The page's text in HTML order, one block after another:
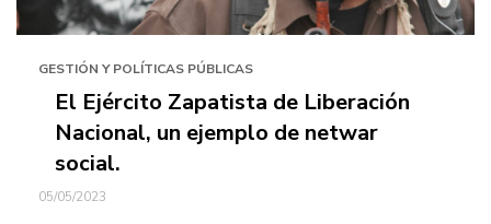
GESTIÓN Y POLÍTICAS PÚBLICAS
El Ejército Zapatista de Liberación
Nacional, un ejemplo de netwar
social.
05/05/2023